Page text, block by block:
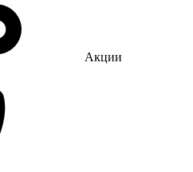
Акции